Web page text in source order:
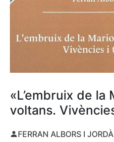
«L’embruix de la
voltans.
FERRAN ALBORS I JORDÀ